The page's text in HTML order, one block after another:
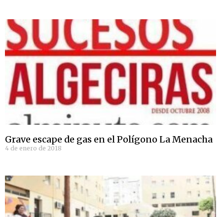
Grave escape de gas en el Polígono La Menacha
4 de enero de 2018